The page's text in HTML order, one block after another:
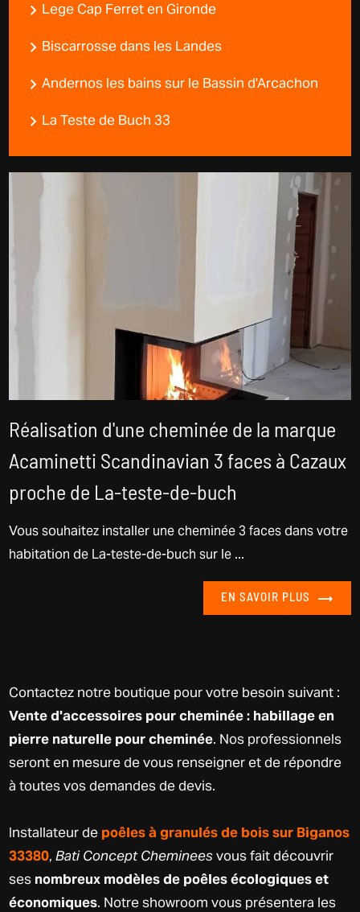
Lege Cap Ferret en Gironde
Biscarrosse dans les Landes
Andernos les bains sur le Bassin d'Arcachon
La Teste de Buch 33
Réalisation d'une cheminée de la marque
Acaminetti Scandinavian 3 faces à Cazaux
proche de La-teste-de-buch
Vous souhaitez installer une cheminée 3 faces dans votre
habitation de La-teste-de-buch sur le ...
EN SAVOIR PLUS
Contactez notre boutique pour votre besoin suivant :
Vente d'accessoires pour cheminée : habillage en
pierre naturelle pour cheminée. Nos professionnels
seront en mesure de vous renseigner et de répondre
à toutes vos demandes de devis.
Installateur de poêles à granulés de bois sur Biganos
33380,Bati Concept Chemineesvous fait découvrir
ses nombreux modèles de poêles écologiques et
économiques. Notre showroom vous présentera les